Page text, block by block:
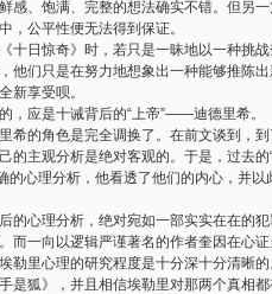
、饱满、完整的想法确实不错。但另
，公平性便无法得到保证。
日惊奇》时，若只是一昧地以一种挑
他们只是在努力地想象出一种能够推陈
新享受呗。
，应是十诫背后的“上帝”——迪德里希。
的角色是完全调换了。在前文谈到，
的主观分析是绝对客观的。于是，过去的
的心理分析，他看透了他们的内心，并
的心理分析，绝对宛如一部实实在在的犯
一向以逻辑严谨著名的作者奎因在心
里心理的研究程度是十分深十分清晰
狐》，并且相信埃勒里对那两个真相